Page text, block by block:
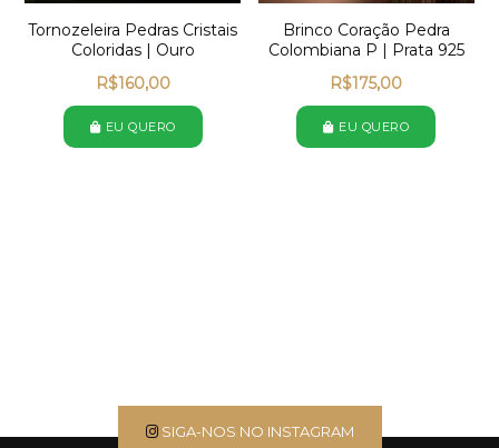
Tornozeleira Pedras Cristais
Coloridas | Ouro
R$160,00
EU QUERO
Brinco Coração Pedra
Colombiana P | Prata 925
R$175,00
EU QUERO
SIGA-NOS NO INSTAGRAM